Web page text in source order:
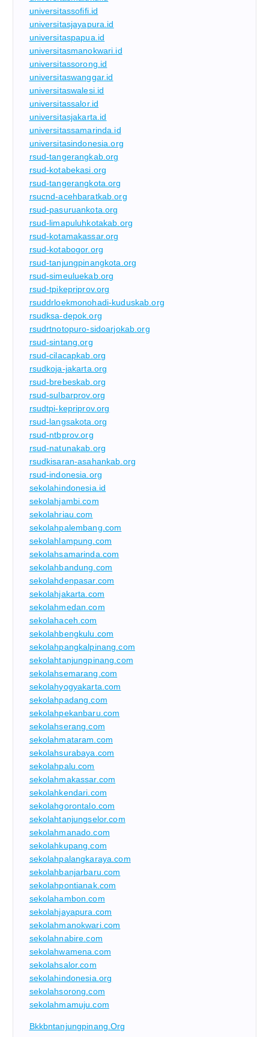
universitassofifi.id
universitasjayapura.id
universitaspapua.id
universitasmanokwari.id
universitassorong.id
universitaswanggar.id
universitaswalesi.id
universitassalor.id
universitasjakarta.id
universitassamarinda.id
universitasindonesia.org
rsud-tangerangkab.org
rsud-kotabekasi.org
rsud-tangerangkota.org
rsucnd-acehbaratkab.org
rsud-pasuruankota.org
rsud-limapuluhkotakab.org
rsud-kotamakassar.org
rsud-kotabogor.org
rsud-tanjungpinangkota.org
rsud-simeuluekab.org
rsud-tpikepriprov.org
rsuddrloekmonohadi-kuduskab.org
rsudksa-depok.org
rsudrtnotopuro-sidoarjokab.org
rsud-sintang.org
rsud-cilacapkab.org
rsudkoja-jakarta.org
rsud-brebeskab.org
rsud-sulbarprov.org
rsudtpi-kepriprov.org
rsud-langsakota.org
rsud-ntbprov.org
rsud-natunakab.org
rsudkisaran-asahankab.org
rsud-indonesia.org
sekolahindonesia.id
sekolahjambi.com
sekolahriau.com
sekolahpalembang.com
sekolahlampung.com
sekolahsamarinda.com
sekolahbandung.com
sekolahdenpasar.com
sekolahjakarta.com
sekolahmedan.com
sekolahaceh.com
sekolahbengkulu.com
sekolahpangkalpinang.com
sekolahtanjungpinang.com
sekolahsemarang.com
sekolahyogyakarta.com
sekolahpadang.com
sekolahpekanbaru.com
sekolahserang.com
sekolahmataram.com
sekolahsurabaya.com
sekolahpalu.com
sekolahmakassar.com
sekolahkendari.com
sekolahgorontalo.com
sekolahtanjungselor.com
sekolahmanado.com
sekolahkupang.com
sekolahpalangkaraya.com
sekolahbanjarbaru.com
sekolahpontianak.com
sekolahambon.com
sekolahjayapura.com
sekolahmanokwari.com
sekolahnabire.com
sekolahwamena.com
sekolahsalor.com
sekolahindonesia.org
sekolahsorong.com
sekolahmamuju.com
Bkkbntanjungpinang.org